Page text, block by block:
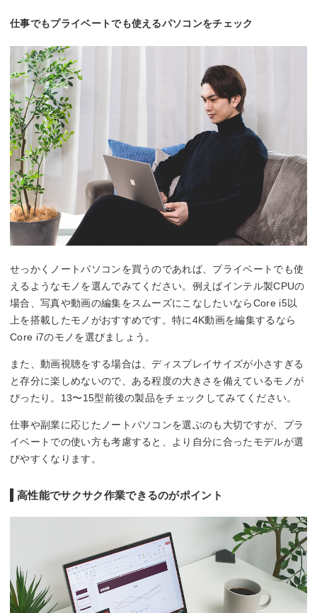
仕事でもプライベートでも使えるパソコンをチェック
せっかくノートパソコンを買うのであれば、プライベートでも使
えるようなモノを選んでみてください。例えばインテル製CPUの
場合、写真や動画の編集をスムーズにこなしたいならCore i5以
上を搭載したモノがおすすめです。特に4K動画を編集するなら
Core i7のモノを選びましょう。
また、動画視聴をする場合は、ディスプレイサイズが小さすぎる
と存分に楽しめないので、ある程度の大きさを備えているモノが
ぴったり。13〜15型前後の製品をチェックしてみてください。
仕事や副業に応じたノートパソコンを選ぶのも大切ですが、プラ
イベートでの使い方も考慮すると、より自分に合ったモデルが選
びやすくなります。
高性能でサクサク作業できるのがポイント